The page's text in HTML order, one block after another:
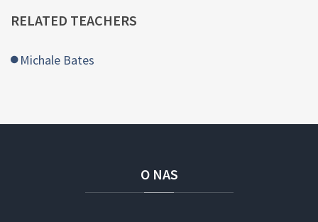
RELATED TEACHERS
Michale Bates
O NAS